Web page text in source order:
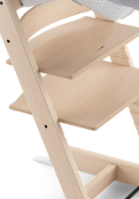
Förälder
Möbler & bädd
Tillbehör
Reservdelar
Kampanjer
Presenttips